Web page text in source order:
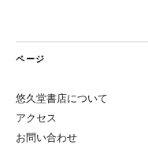
ページ
悠久堂書店について
アクセス
お問い合わせ